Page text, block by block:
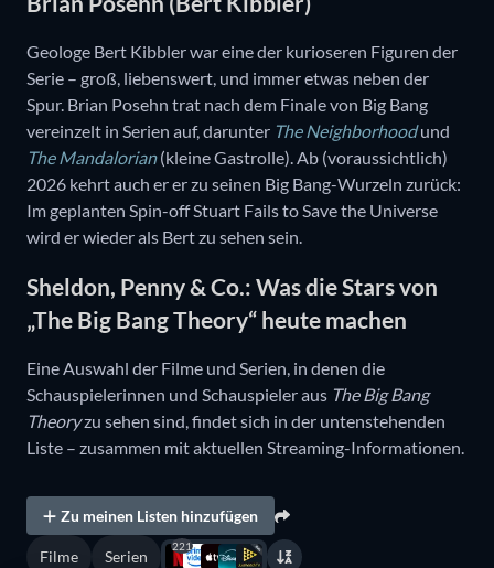
Geologe Bert Kibbler war eine der kurioseren Figuren der
Serie – groß, liebenswert, und immer etwas neben der
Spur. Brian Posehn trat nach dem Finale von Big Bang
vereinzelt in Serien auf, darunter The Neighborhoodund
The Mandalorian(kleine Gastrolle). Ab (voraussichtlich)
2026 kehrt auch er er zu seinen Big Bang-Wurzeln zurück:
Im geplanten Spin-off Stuart Fails to Save the Universe
wird er wieder als Bert zu sehen sein.
Sheldon, Penny & Co.: Was die Stars von
„The Big Bang Theory“ heute machen
Eine Auswahl der Filme und Serien, in denen die
Schauspielerinnen und Schauspieler aus The Big Bang
Theoryzu sehen sind, findet sich in der untenstehenden
Liste – zusammen mit aktuellen Streaming-Informationen.
Zu meinen Listen hinzufügen
Filme Serien
221